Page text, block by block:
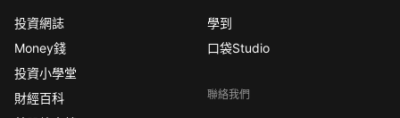
投資網誌
Money錢
投資小學堂
財經百科
學到
口袋Studio
聯絡我們